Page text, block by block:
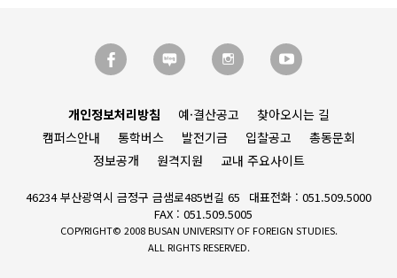
개인정보처리방침 예·결산공고
찾아오시는 길
캠퍼스안내
통학버스 발전기금 입찰공고
총동문회
정보공개
원격지원 교내 주요사이트
46234 부산광역시 금정구 금샘로485번길 65
대표전화 : 051.509.5000
FAX : 051.509.5005
COPYRIGHT© 2008 BUSAN UNIVERSITY OF FOREIGN STUDIES.
ALL RIGHTS RESERVED.